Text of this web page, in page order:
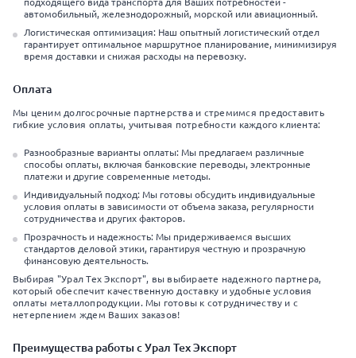
автомобильный, железнодорожный, морской или авиационный.
Логистическая оптимизация: Наш опытный логистический отдел
гарантирует оптимальное маршрутное планирование, минимизируя
время доставки и снижая расходы на перевозку.
Оплата
Мы ценим долгосрочные партнерства и стремимся предоставить
гибкие условия оплаты, учитывая потребности каждого клиента:
Разнообразные варианты оплаты: Мы предлагаем различные
способы оплаты, включая банковские переводы, электронные
платежи и другие современные методы.
Индивидуальный подход: Мы готовы обсудить индивидуальные
условия оплаты в зависимости от объема заказа, регулярности
сотрудничества и других факторов.
Прозрачность и надежность: Мы придерживаемся высших
стандартов деловой этики, гарантируя честную и прозрачную
финансовую деятельность.
Выбирая "Урал Тех Экспорт", вы выбираете надежного партнера,
который обеспечит качественную доставку и удобные условия
оплаты металлопродукции. Мы готовы к сотрудничеству и с
нетерпением ждем Ваших заказов!
Преимущества работы с Урал Тех Экспорт